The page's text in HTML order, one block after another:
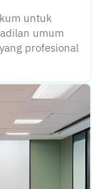
untuk
umum
profesional